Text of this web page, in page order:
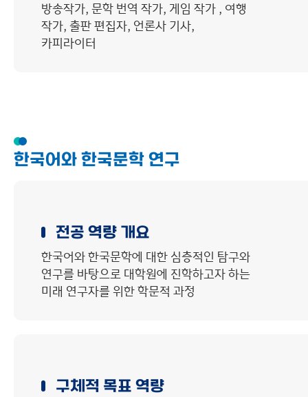
방송작가, 문학 번역 작가, 게임 작가 , 여행
작가, 출판 편집자, 언론사 기사,
카피라이터
한국어와 한국문학 연구
전공 역량 개요
한국어와 한국문학에 대한 심층적인 탐구와
연구를 바탕으로 대학원에 진학하고자 하는
미래 연구자를 위한 학문적 과정
구체적 목표 역량